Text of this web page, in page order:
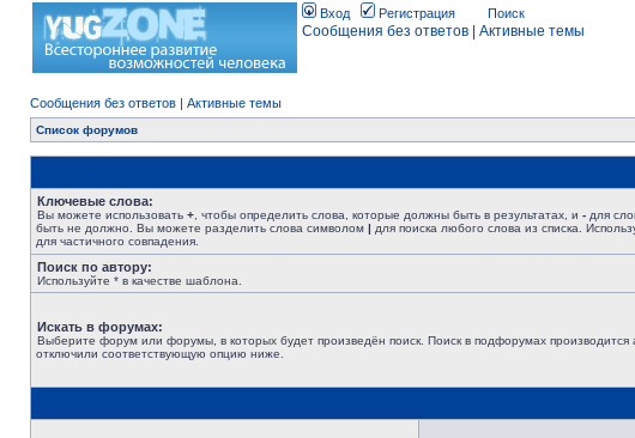
Вход Регистрация Поиск
Сообщения без ответов Активные темы
Сообщения без ответов | Активные темы
Список форумов
Ключевые слова:
Вы можете использовать + , чтобы определить слова, которые должны быть в результатах, и - для
быть не должно. Вы можете разделить слова символом | для поиска любого слова из списка.
для частичного совпадения.
Поиск по автору:
Используйте * в качестве шаблона.
Искать в форумах:
Выберите форум или форумы, в которых будет произведён поиск. Поиск в подфорумах производится
отключили соответствующую опцию ниже.